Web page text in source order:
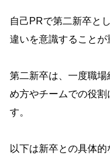
自己PRで第二新卒と
違いを意識することが
第二新卒は、一度職
め方やチームでの役割
す。
以下は新卒との具体的